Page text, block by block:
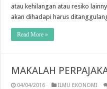
atau kehilangan atau resiko
akan dihadapi harus
Read More »
MAKALAH
04/04/2016 ILMU EKONOMI